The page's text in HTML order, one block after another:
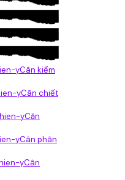
Cân kiểm
Cân chiết
Căn
Cân phân
Cân